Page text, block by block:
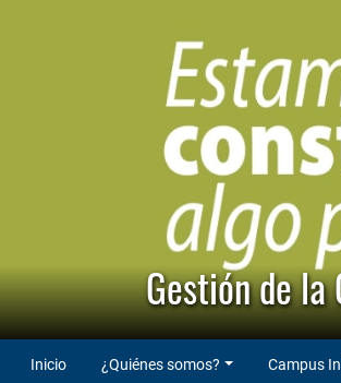
Gestión de
Inicio ¿Quiénes somos? Campus